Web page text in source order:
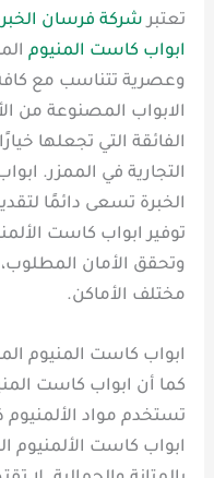
تعتبرشركة فرسان
ابواب كاست المنيوم
وعصرية تتناسب مع كافة
الابواب المصنوعة من
الفائقة التي تجعلها
التجارية في الممزر.
الخبرة تسعى دائمًا
توفير ابواب كاست
وتحقق الأمان المطلوب،
مختلف الأماكن.
ابواب كاست المنيوم
كما أن ابواب كاست
تستخدم مواد الألمنيوم
ابواب كاست الألمنيوم